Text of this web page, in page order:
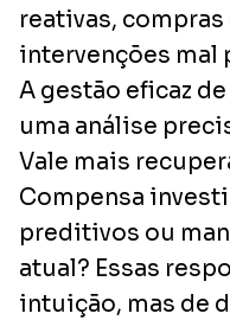
reativas,
intervenções mal
A gestão eficaz
uma análise
Vale mais
Compensa
preditivos ou
atual? Essas
intuição, mas de